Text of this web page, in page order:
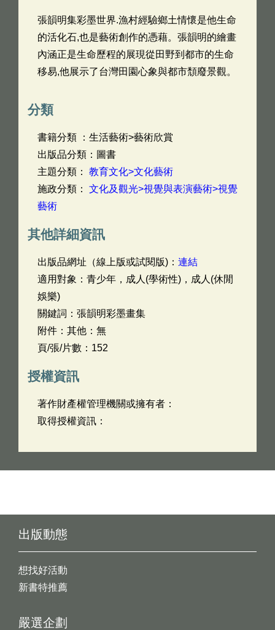
張韻明集彩墨世界.漁村經驗鄉土情懷是他生命
的活化石,也是藝術創作的憑藉。張韻明的繪畫
內涵正是生命歷程的展現從田野到都市的生命
移易,他展示了台灣田園心象與都市頹廢景觀。
分類
書籍分類 ：生活藝術>藝術欣賞
出版品分類：圖書
主題分類： 教育文化>文化藝術
施政分類： 文化及觀光>視覺與表演藝術>視覺
藝術
其他詳細資訊
出版品網址（線上版或試閱版)： 連結
適用對象：青少年，成人(學術性)，成人(休閒
娛樂)
關鍵詞：張韻明彩墨畫集
附件：其他：無
頁/張/片數：152
授權資訊
著作財產權管理機關或擁有者：
取得授權資訊：
出版動態
想找好活動
新書特推薦
嚴選企劃